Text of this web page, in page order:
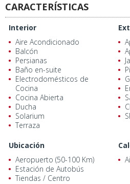
CARACTERÍSTICAS
Interior
Aire Acondicionado
Balcón
Persianas
Baño en-suite
Electrodomésticos de
Cocina
Cocina Abierta
Ducha
Solarium
Terraza
Ubicación
Aeropuerto (50-100 Km)
Estación de Autobús
Tiendas / Centro